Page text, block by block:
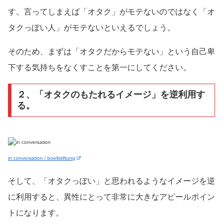
す。言ってしまえば「オタク」がモテないのではなく「オ
タクっぽい人」がモテないといえるでしょう。
そのため、まずは「オタクだからモテない」という自己卑
下する気持ちをなくすことを第一にしてください。
２、「オタクのもたれるイメージ」を逆利用す
る。
in conversation / boellstiftung
そして、「オタクっぽい」と思われるようなイメージを逆
に利用すると、異性にとって非常に大きなアピールポイン
トになります。